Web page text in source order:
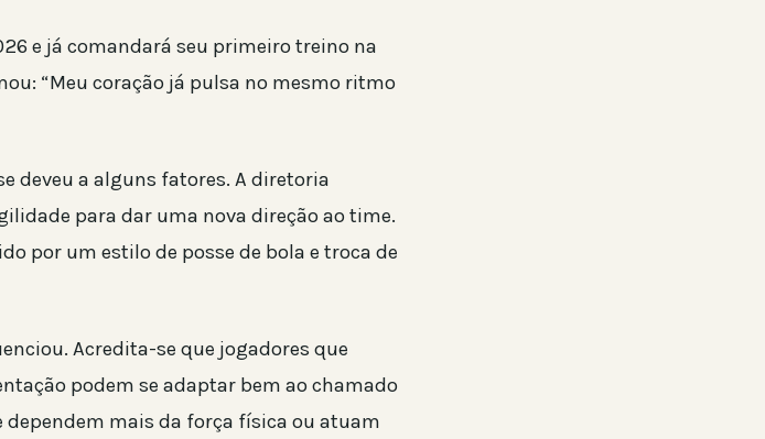
e já comandará seu primeiro treino na
“Meu coração já pulsa no mesmo ritmo
deveu a alguns fatores. A diretoria
para dar uma nova direção ao time.
por um estilo de posse de bola e troca de
Acredita-se que jogadores que
podem se adaptar bem ao chamado
dependem mais da força física ou atuam